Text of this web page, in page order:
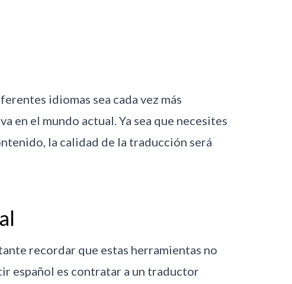
idiomas sea cada vez más
en el mundo actual. Ya sea que necesites
la calidad de la traducción será
recordar que estas herramientas no
español es contratar a un traductor